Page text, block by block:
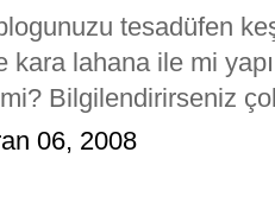
tesadüfen
kara lahana ile mi
Bilgilendirirseniz
06, 2008